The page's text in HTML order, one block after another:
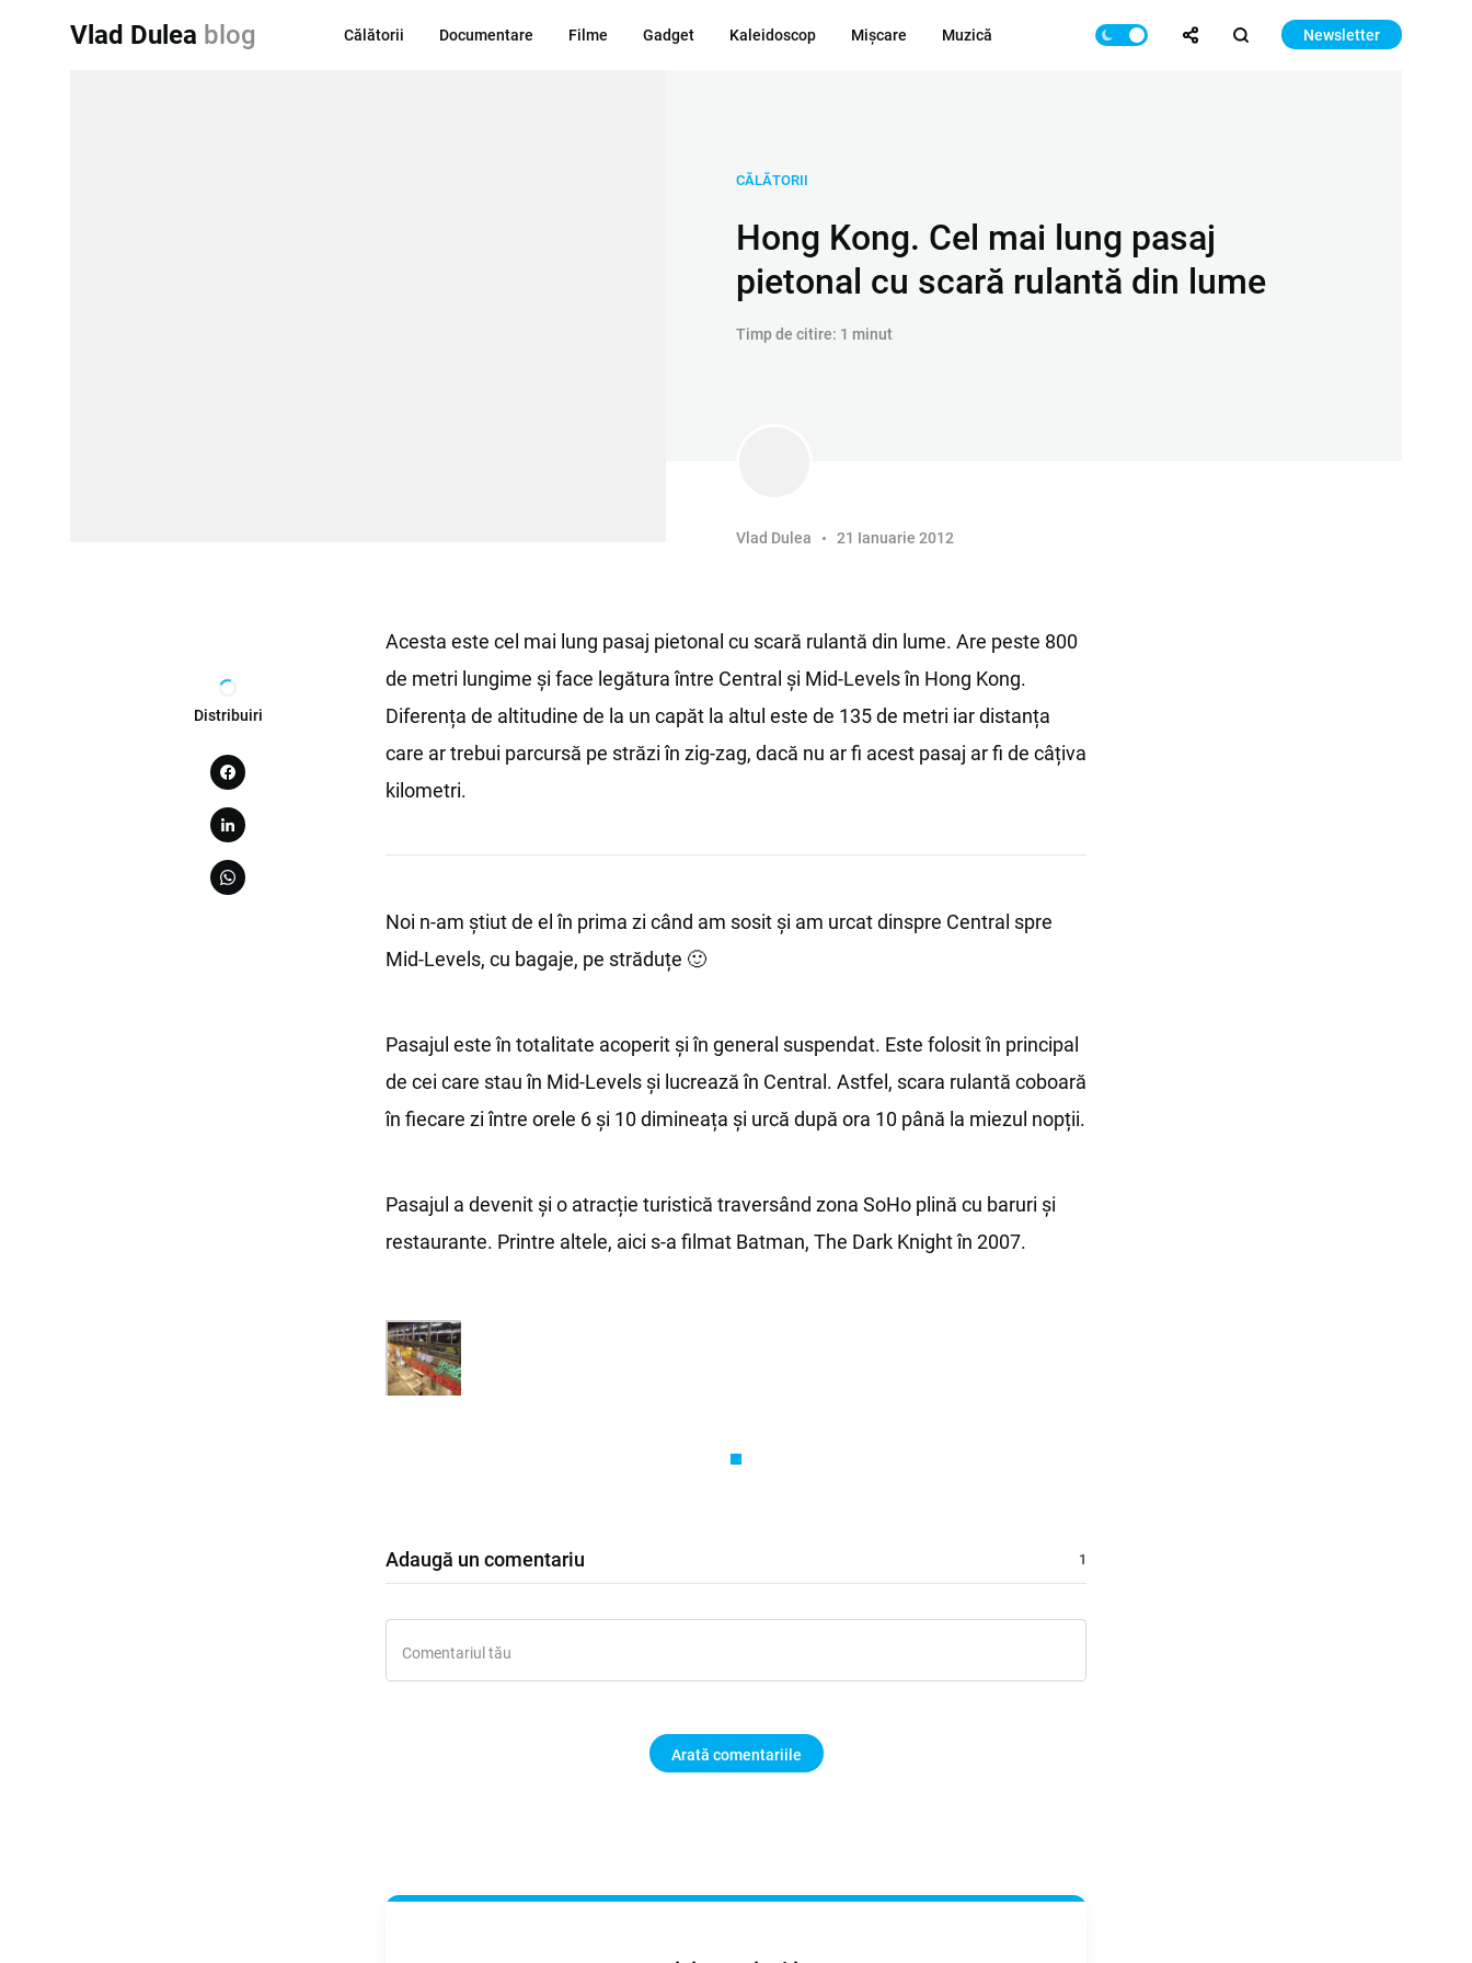
Vlad Dulea blog Călătorii Documentare Filme Gadget Kaleidoscop Mișcare Muzică Newsletter
CĂLĂTORII
Hong Kong. Cel mai lung pasaj
pietonal cu scară rulantă din lume
Timp de citire: 1 minut
Vlad Dulea 21 Ianuarie 2012
Distribuiri
Acesta este cel mai lung pasaj pietonal cu scară rulantă din lume. Are peste 800
de metri lungime și face legătura între Central și Mid-Levels în Hong Kong.
Diferența de altitudine de la un capăt la altul este de 135 de metri iar distanța
care ar trebui parcursă pe străzi în zig-zag, dacă nu ar fi acest pasaj ar fi de câțiva
kilometri.
Noi n-am știut de el în prima zi când am sosit și am urcat dinspre Central spre
Mid-Levels, cu bagaje, pe străduțe 🙂
Pasajul este în totalitate acoperit și în general suspendat. Este folosit în principal
de cei care stau în Mid-Levels și lucrează în Central. Astfel, scara rulantă coboară
în fiecare zi între orele 6 și 10 dimineața și urcă după ora 10 până la miezul nopții.
Pasajul a devenit și o atracție turistică traversând zona SoHo plină cu baruri și
restaurante. Printre altele, aici s-a filmat Batman, The Dark Knight în 2007.
Adaugă un comentariu
Arată comentariile